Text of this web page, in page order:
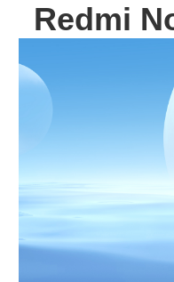
Redmi